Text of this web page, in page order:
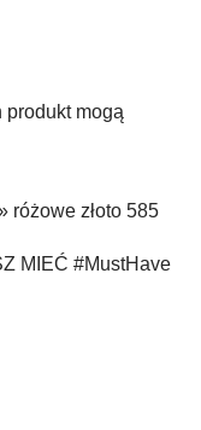
mogą
różowe złoto 585
MIEĆ #MustHave